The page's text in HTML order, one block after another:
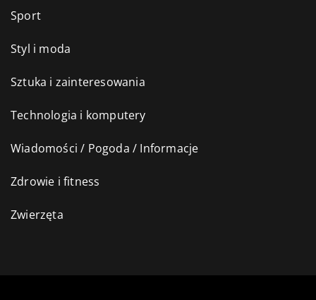
Sport
Styl i moda
Sztuka i zainteresowania
Technologia i komputery
Wiadomości / Pogoda / Informacje
Zdrowie i fitness
Zwierzęta